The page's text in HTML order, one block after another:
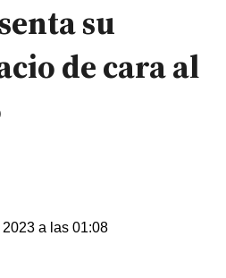
su
de cara al
a las 01:08